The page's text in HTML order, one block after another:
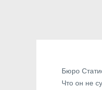
Бюро
Что он не